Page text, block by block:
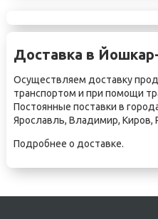
Доставка в
Осуществляем доставку
транспортом и при помощи
Постоянные поставки в
Ярославль, Владимир, Киров,
Подробнее о доставке.